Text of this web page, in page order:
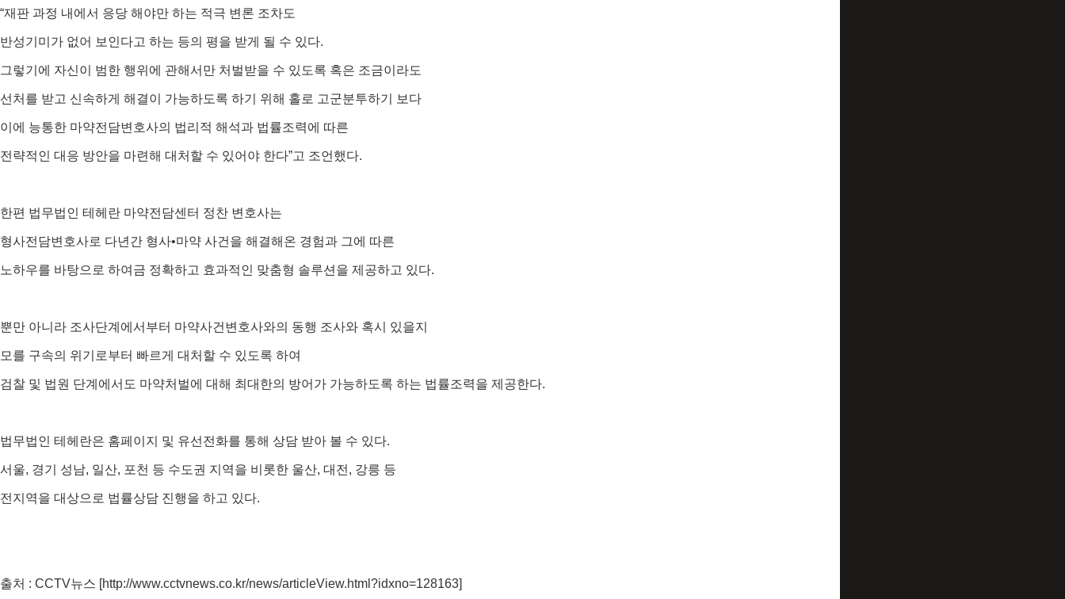
“재판 과정 내에서 응당 해야만 하는 적극 변론 조차도
반성기미가 없어 보인다고 하는 등의 평을 받게 될 수 있다.
그렇기에 자신이 범한 행위에 관해서만 처벌받을 수 있도록 혹은 조금이라도
선처를 받고 신속하게 해결이 가능하도록 하기 위해 홀로 고군분투하기 보다
이에 능통한 마약전담변호사의 법리적 해석과 법률조력에 따른
전략적인 대응 방안을 마련해 대처할 수 있어야 한다”고 조언했다.
한편 법무법인 테헤란 마약전담센터 정찬 변호사는
형사전담변호사로 다년간 형사•마약 사건을 해결해온 경험과 그에 따른
노하우를 바탕으로 하여금 정확하고 효과적인 맞춤형 솔루션을 제공하고 있다.
뿐만 아니라 조사단계에서부터 마약사건변호사와의 동행 조사와 혹시 있을지
모를 구속의 위기로부터 빠르게 대처할 수 있도록 하여
검찰 및 법원 단계에서도 마약처벌에 대해 최대한의 방어가 가능하도록 하는 법률조력을 제공한다.
법무법인 테헤란은 홈페이지 및 유선전화를 통해 상담 받아 볼 수 있다.
서울, 경기 성남, 일산, 포천 등 수도권 지역을 비롯한 울산, 대전, 강릉 등
전지역을 대상으로 법률상담 진행을 하고 있다.
출처 : CCTV뉴스 [http://www.cctvnews.co.kr/news/articleView.html?idxno=128163]